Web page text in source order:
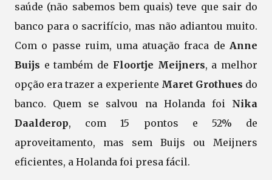
saúde (não sabemos bem quais) teve que sair do
banco para o sacrifício, mas não adiantou muito.
Com o passe ruim, uma atuação fraca de Anne
Buijs e também de Floortje Meijners, a melhor
opção era trazer a experiente Maret Grothues do
banco. Quem se salvou na Holanda foi Nika
Daalderop, com 15 pontos e 52% de
aproveitamento, mas sem Buijs ou Meijners
eficientes, a Holanda foi presa fácil.